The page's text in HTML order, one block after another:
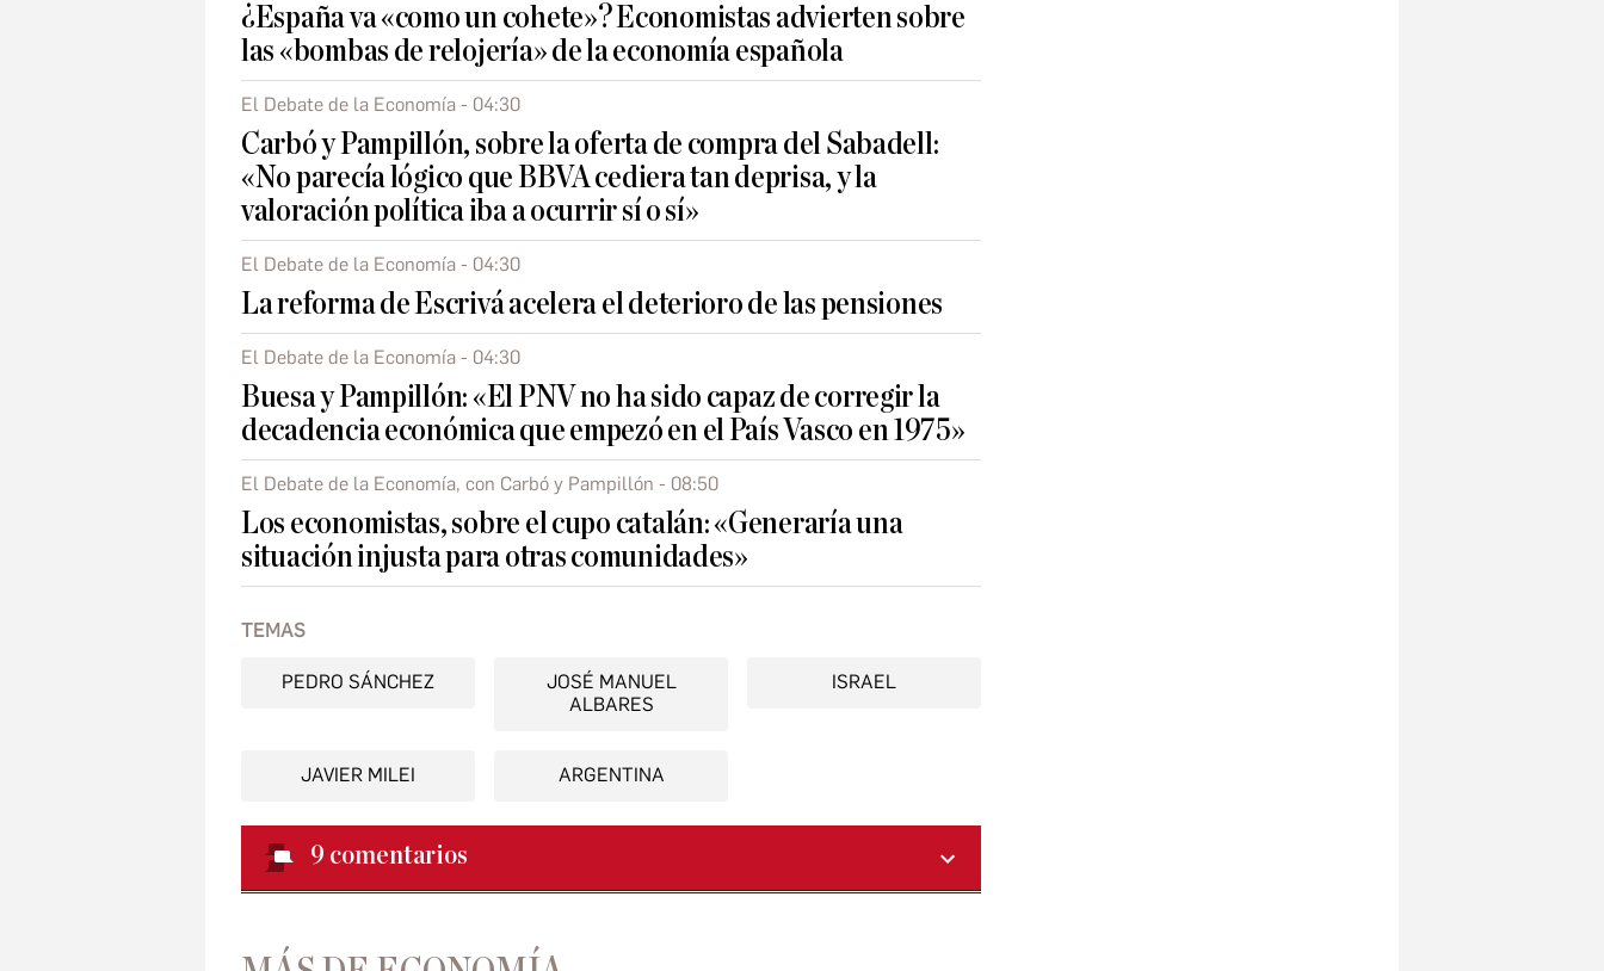
¿España va «como un cohete»? Economistas advierten sobre
las «bombas de relojería» de la economía española
El Debate de la Economía - 04:30
Carbó y Pampillón, sobre la oferta de compra del Sabadell:
«No parecía lógico que BBVA cediera tan deprisa, y la
valoración política iba a ocurrir sí o sí»
El Debate de la Economía - 04:30
La reforma de Escrivá acelera el deterioro de las pensiones
El Debate de la Economía - 04:30
Buesa y Pampillón: «El PNV no ha sido capaz de corregir la
decadencia económica que empezó en el País Vasco en 1975»
El Debate de la Economía, con Carbó y Pampillón - 08:50
Los economistas, sobre el cupo catalán: «Generaría una
situación injusta para otras comunidades»
TEMAS
PEDRO SÁNCHEZ
JOSÉ MANUEL
ALBARES
ISRAEL
JAVIER MILEI ARGENTINA
9 comentarios